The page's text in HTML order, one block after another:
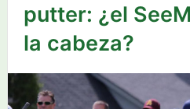
putter: ¿el
la cabeza?